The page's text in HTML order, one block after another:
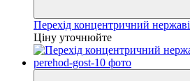
Перехід концентричний
Ціну уточнюйте